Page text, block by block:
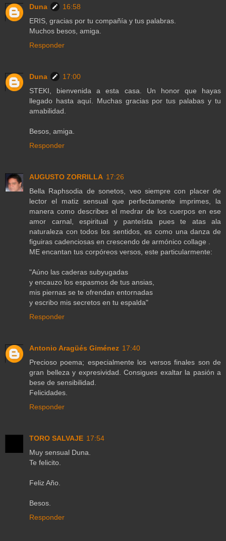
Duna
16:58
ERIS, gracias por tu compañía y tus palabras.
Muchos besos, amiga.
Responder
Duna
17:00
STEKI, bienvenida a esta casa. Un honor que hayas
llegado hasta aquí. Muchas gracias por tus palabas y tu
amabilidad.
Besos, amiga.
Responder
AUGUSTO ZORRILLA 17:26
Bella Raphsodia de sonetos, veo siempre con placer de
lector el matiz sensual que perfectamente imprimes, la
manera como describes el medrar de los cuerpos en ese
amor carnal, espiritual y panteísta pues te atas ala
naturaleza con todos los sentidos, es como una danza de
figuiras cadenciosas en crescendo de armónico collage .
ME encantan tus corpóreos versos, este particularmente:
"Aúno las caderas subyugadas
y encauzo los espasmos de tus ansias,
mis piernas se te ofrendan entornadas
y escribo mis secretos en tu espalda"
Responder
Antonio Aragüés Giménez 17:40
Precioso poema; especialmente los versos finales son de
gran belleza y expresividad. Consigues exaltar la pasión a
bese de sensibilidad.
Felicidades.
Responder
TORO SALVAJE 17:54
Muy sensual Duna.
Te felicito.
Feliz Año.
Besos.
Responder